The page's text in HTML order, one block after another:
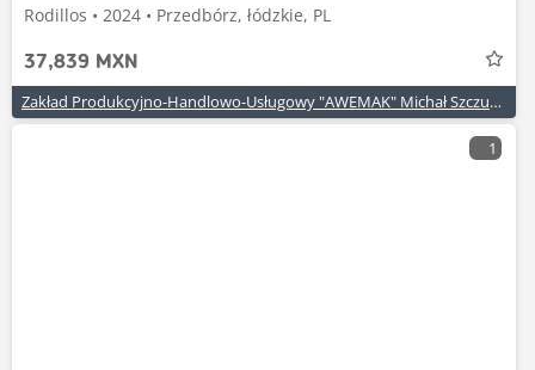
Rodillos • 2024 • Przedbórz, łódzkie, PL
37,839 MXN
Zakład Produkcyjno-Handlowo-Usługowy "AWEMAK" Michał Szczuraszek
1